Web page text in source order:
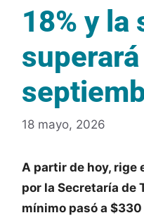
18% y la
18 mayo, 2026
A partir de hoy, rige
por la Secretaría de
mínimo pasó a